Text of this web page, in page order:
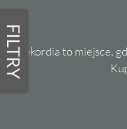
FILTRYDekordia to miejsce,